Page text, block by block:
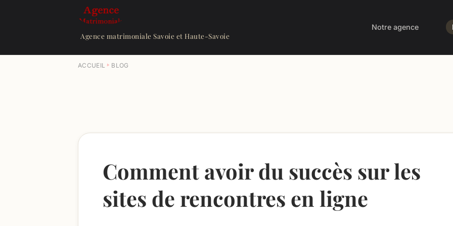
Agence matrimoniale Savoie et Haute-Savoie
Notre agence
ACCUEIL BLOG
Comment avoir du succès sur les
sites de rencontres en ligne